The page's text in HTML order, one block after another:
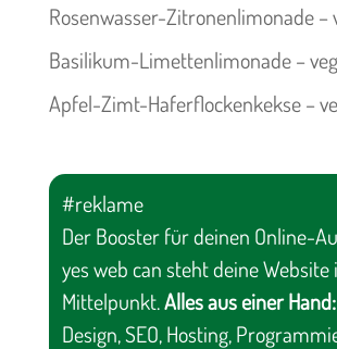
Rosenwasser-Zitronenlimonade –
Basilikum-Limettenlimonade –
Apfel-Zimt-Haferflockenkekse –
#reklame
Der Booster für deinen Online-
yes web can steht deine Website
Mittelpunkt.Alles aus einer Hand:
Design, SEO, Hosting,